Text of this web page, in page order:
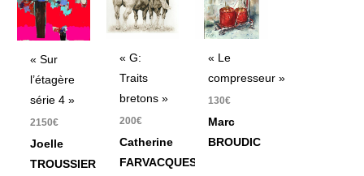
« Sur
l’étagère
série 4 »
2150€
Joelle
TROUSSIER
« G:
Traits
bretons »
200€
Catherine
FARVACQUES
« Le
compresseur »
130€
Marc
BROUDIC